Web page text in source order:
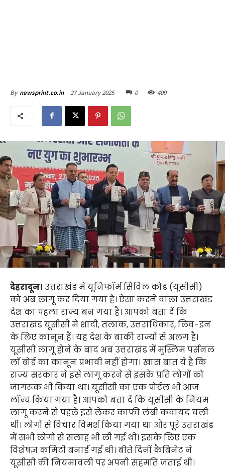
By newsprint.co.in 27 January 2025 0 409
देहरादून। उत्तराखंड में यूनिफॉर्म सिविल कोड (यूसीसी)
को अब लागू कर दिया गया है। ऐसा करने वाला उत्तराखंड
देश का पहला राज्य बन गया है। आपको बता दें कि
उत्तराखंड यूसीसी में शादी, तलाक, उत्तराधिकार, लिव-इन
के लिए कानून हैं। यह देश के बाकी राज्यों से अलग है।
यूसीसी लागू होने के बाद अब उत्तराखंड में मुस्लिम पर्सनल
लॉ बोर्ड का कानून प्रभावी नहीं होगा। खास बात ये है कि
राज्य सरकार ने इसे लागू करने से इसके प्रति लोगों को
जागरूक भी किया था। यूसीसी का एक पोर्टल भी आज
लॉन्च किया गया है। आपको बता दें कि यूसीसी के नियम
लागू करने से पहले इसे लेकर काफी लंबी कवायद चली
थी। लोगों से विचार विमर्श किया गया था और पूरे उत्तराखंड
में सभी लोगों से सलाह भी ली गई थी। इसके लिए एक
विशेषज्ञ कमिटी बनाई गई थी। बीते दिनों कैबिनेट ने
यूसीसी की नियमावली पर अपनी सहमति जताई थी।